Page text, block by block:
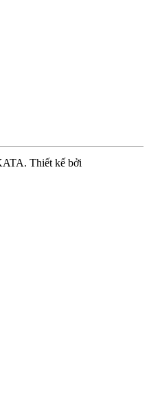
Thiết kế bởi